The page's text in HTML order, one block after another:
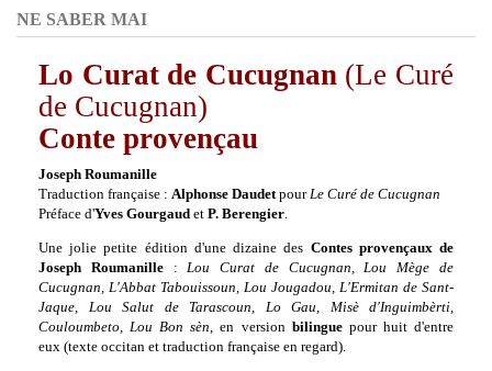
NE SABER MAI
Lo Curat de Cucugnan(Le Curé
de Cucugnan)
Conte provençau
Joseph Roumanille
Traduction française : Alphonse DaudetpourLe Curé de Cucugnan
Préface d'Yves Gourgaud et P. Berengier.
Une jolie petite édition d'une dizaine des Contes provençaux de
Joseph Roumanille:Lou Curat de Cucugnan, Lou Mège de
Cucugnan, L'Abbat Tabouissoun, Lou Jougadou, L'Ermitan de Sant-
Jaque, Lou Salut de Tarascoun, Lo Gau, Misè d'Inguimbèrti,
Couloumbeto, Lou Bon sèn, en version bilinguepour huit d'entre
eux (texte occitan et traduction française en regard).